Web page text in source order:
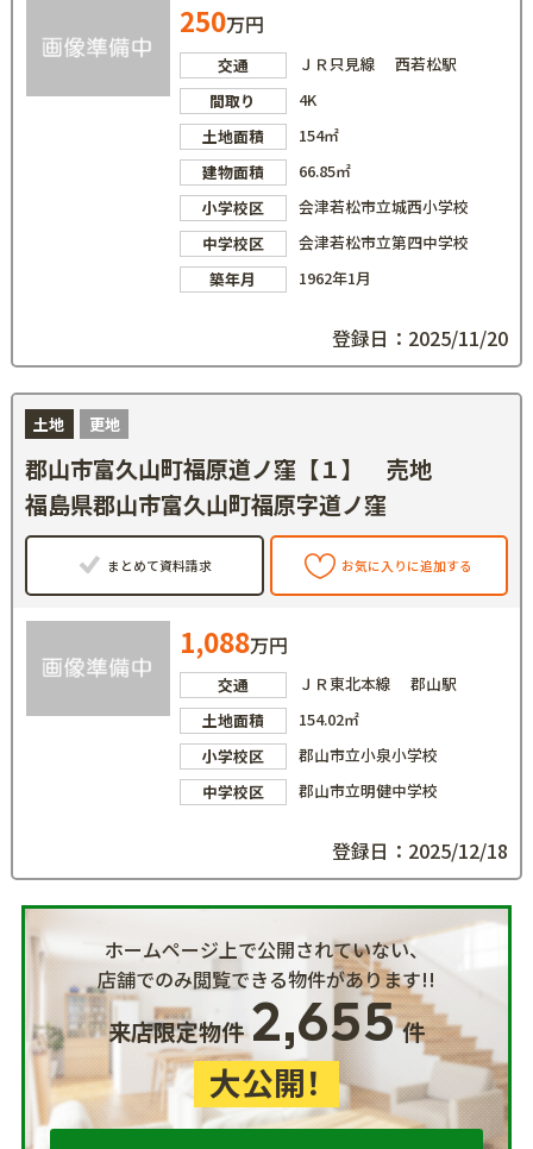
250万円
交通
ＪＲ只見線 西若松駅
間取り
4K
土地面積
154㎡
建物面積
66.85㎡
小学校区
会津若松市立城西小学校
中学校区
会津若松市立第四中学校
築年月
1962年1月
登録日：2025/11/20
土地 更地
郡山市富久山町福原道ノ窪【１】 売地
福島県郡山市富久山町福原字道ノ窪
まとめて資料請求 お気に入りに追加する
1,088万円
交通
ＪＲ東北本線 郡山駅
土地面積
154.02㎡
小学校区
郡山市立小泉小学校
中学校区
郡山市立明健中学校
登録日：2025/12/18
ホームページ上で公開されていない、
店舗でのみ閲覧できる物件があります!!
来店限定物件2,655件
大公開！